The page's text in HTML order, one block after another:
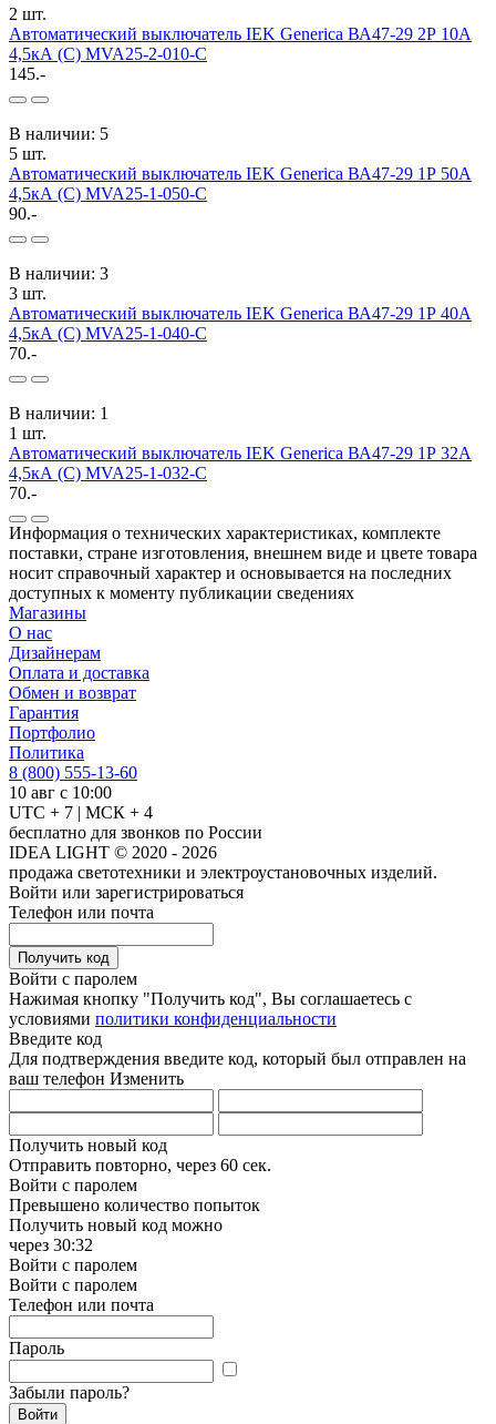
2 шт.
Автоматический выключатель IEK Generica ВА47-29 2Р 10А
4,5кА (С) MVA25-2-010-C
145.-
В наличии: 5
5 шт.
Автоматический выключатель IEK Generica ВА47-29 1Р 50А
4,5кА (С) MVA25-1-050-C
90.-
В наличии: 3
3 шт.
Автоматический выключатель IEK Generica ВА47-29 1Р 40А
4,5кА (С) MVA25-1-040-C
70.-
В наличии: 1
1 шт.
Автоматический выключатель IEK Generica ВА47-29 1Р 32А
4,5кА (С) MVA25-1-032-C
70.-
Информация о технических характеристиках, комплекте
поставки, стране изготовления, внешнем виде и цвете товара
носит справочный характер и основывается на последних
доступных к моменту публикации сведениях
Магазины
О нас
Дизайнерам
Оплата и доставка
Обмен и возврат
Гарантия
Портфолио
Политика
8 (800) 555-13-60
10 авг с 10:00
UTC + 7 | МСК + 4
бесплатно для звонков по России
IDEA LIGHT © 2020 - 2026
продажа светотехники и электроустановочных изделий.
Войти или зарегистрироваться
Телефон или почта
Получить код
Войти с паролем
Нажимая кнопку "Получить код", Вы соглашаетесь с
условиями политики конфиденциальности
Введите код
Для подтверждения введите код, который был отправлен на
ваш телефон Изменить
Получить новый код
Отправить повторно, через 60 сек.
Войти с паролем
Превышено количество попыток
Получить новый код можно
через 30:32
Войти с паролем
Войти с паролем
Телефон или почта
Пароль
Забыли пароль?
Войти